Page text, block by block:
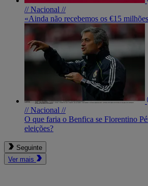
// Nacional //
«Ainda não recebemos os €15
// Nacional //
O que faria o Benfica se Florentino
eleições?
Seguinte
Ver mais